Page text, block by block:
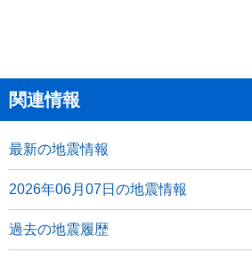
関連情報
最新の地震情報
2026年06月07日の地震情報
過去の地震履歴